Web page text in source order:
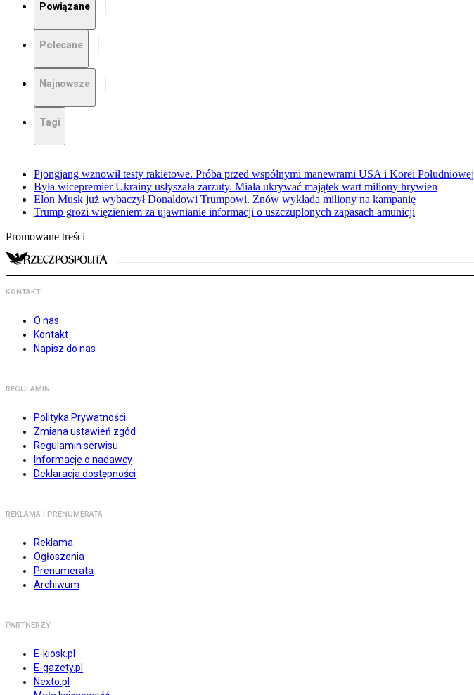
Powiązane
Polecane
Najnowsze
Tagi
Pjongjang wznowił testy rakietowe. Próba przed wspólnymi manewrami USA i Korei Południowej
Była wicepremier Ukrainy usłyszała zarzuty. Miała ukrywać majątek wart miliony hrywien
Elon Musk już wybaczył Donaldowi Trumpowi. Znów wykłada miliony na kampanię
Trump grozi więzieniem za ujawnianie informacji o uszczuplonych zapasach amunicji
Promowane treści
KONTAKT
O nas
Kontakt
Napisz do nas
REGULAMIN
Polityka Prywatności
Zmiana ustawień zgód
Regulamin serwisu
Informacje o nadawcy
Deklaracja dostępności
REKLAMA I PRENUMERATA
Reklama
Ogłoszenia
Prenumerata
Archiwum
PARTNERZY
E-kiosk.pl
E-gazety.pl
Nexto.pl